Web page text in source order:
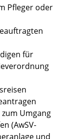
Pfleger oder
für
Umgang
(AwSV-
und